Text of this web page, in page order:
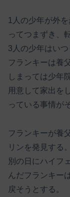
1人の少年が外
ってつまずき、
3人の少年はい
フランキーは養
しまっては少年
用意して家出を
っている事情が
フランキーが養
リンを発見する
別の日にハイフ
んだフランキー
戻そうとする。